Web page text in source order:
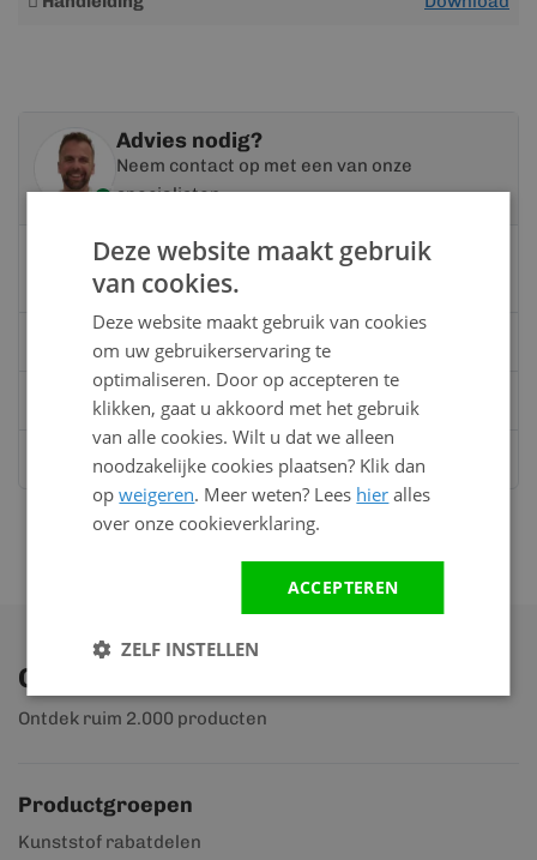
Advies nodig?
Neem contact op met een van onze
specialisten
Vandaag bereikbaar
van 08:00 tot 17:00 uur
0528 - 355190
Mailinfo@kunststofbouwmateriaal.nl
Stuur ons een bericht opWhatsapp
Ontdek ons assortiment
Ontdek ruim 2.000 producten
Productgroepen
Kunststof rabatdelen
Deze website maakt gebruik
van cookies.
Deze website maakt gebruik van cookies
om uw gebruikerservaring te
optimaliseren. Door op accepteren te
klikken, gaat u akkoord met het gebruik
van alle cookies. Wilt u dat we alleen
noodzakelijke cookies plaatsen? Klik dan
opweigeren. Meer weten? Lees hier alles
over onze cookieverklaring.
ACCEPTEREN
ZELF INSTELLEN